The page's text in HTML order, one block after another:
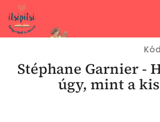
Ugrás
fő
tartalomhoz
Stéphane Garnier -
úgy, mint a